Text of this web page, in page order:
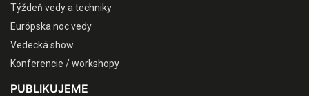
Týždeň vedy a techniky
Európska noc vedy
Vedecká show
Konferencie / workshopy
PUBLIKUJEME